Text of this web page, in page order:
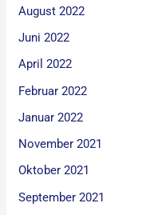
August 2022
Juni 2022
April 2022
Februar 2022
Januar 2022
November 2021
Oktober 2021
September 2021